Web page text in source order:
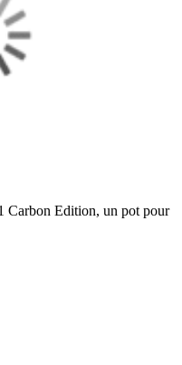
Carbon Edition, un pot pour